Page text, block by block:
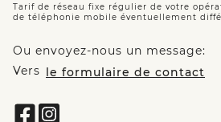
Tarif de réseau fixe régulier de votre
de téléphonie mobile éventuellement
Ou envoyez-nous un message:
Vers le formulaire de contact